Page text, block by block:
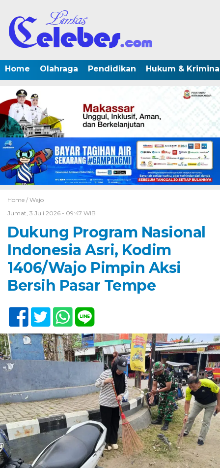
Home Olahraga Pendidikan Hukum &
Home / Wajo
Jumat, 3 Juli 2026 - 09:47 WIB
Dukung Program Nasional
Indonesia Asri, Kodim
1406/Wajo Pimpin Aksi
Bersih Pasar Tempe